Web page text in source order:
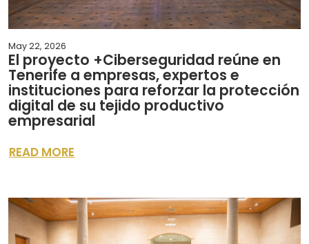
May 22, 2026
El proyecto +Ciberseguridad reúne en
Tenerife a empresas, expertos e
instituciones para reforzar la protección
digital de su tejido productivo
empresarial
READ MORE